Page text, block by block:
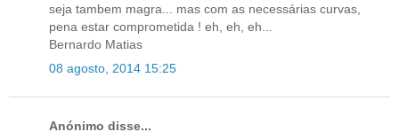
seja tambem magra... mas com as necessárias curvas,
pena estar comprometida ! eh, eh, eh...
Bernardo Matias
08 agosto, 2014 15:25
Anónimo disse...